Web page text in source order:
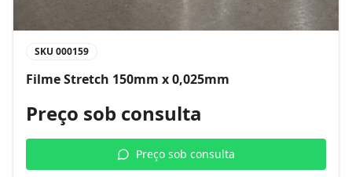
SKU 000159
Filme Stretch 150mm x 0,025mm
Preço sob consulta
Preço sob consulta